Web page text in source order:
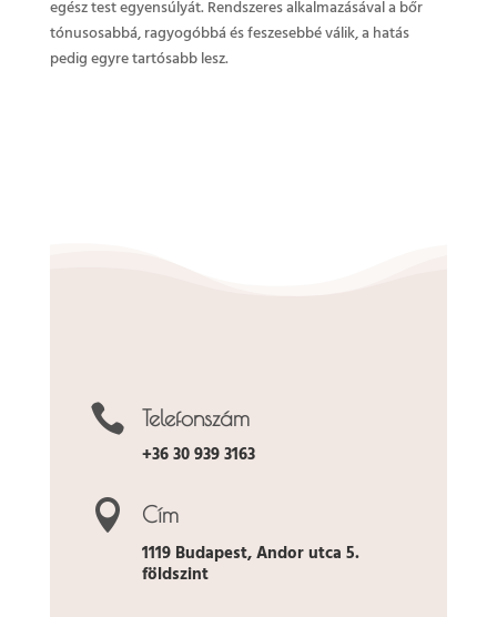
egész test egyensúlyát. Rendszeres alkalmazásával a bőr
tónusosabbá, ragyogóbbá és feszesebbé válik, a hatás
pedig egyre tartósabb lesz.
 Telefonszám
+36 30 939 3163
 Cím
1119 Budapest, Andor utca 5.
földszint